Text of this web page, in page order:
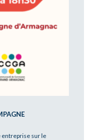
entreprise sur le